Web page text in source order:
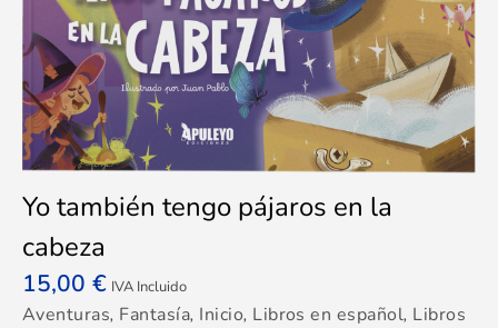
Yo también tengo pájaros en la
cabeza
15,00 € IVA Incluido
Aventuras, Fantasía, Inicio, Libros en español, Libros